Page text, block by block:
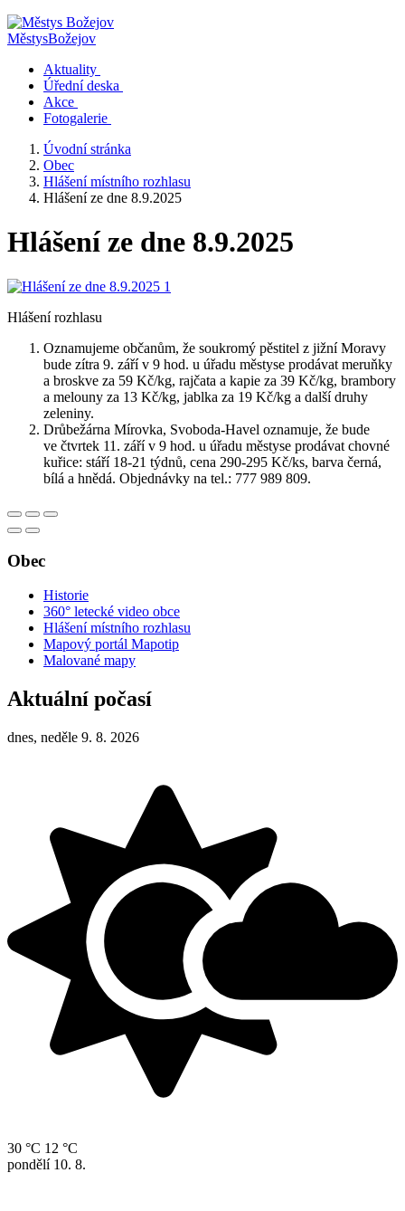
MěstysBožejov
Aktuality
Úřední deska
Akce
Fotogalerie
Úvodní stránka
Obec
Hlášení místního rozhlasu
Hlášení ze dne 8.9.2025
Hlášení ze dne 8.9.2025
Hlášení rozhlasu
Oznamujeme občanům, že soukromý pěstitel z jižní Moravy
bude zítra 9. září v 9 hod. u úřadu městyse prodávat meruňky
a broskve za 59 Kč/kg, rajčata a kapie za 39 Kč/kg, brambory
a melouny za 13 Kč/kg, jablka za 19 Kč/kg a další druhy
zeleniny.
Drůbežárna Mírovka, Svoboda-Havel oznamuje, že bude
ve čtvrtek 11. září v 9 hod. u úřadu městyse prodávat chovné
kuřice: stáří 18-21 týdnů, cena 290-295 Kč/ks, barva černá,
bílá a hnědá. Objednávky na tel.: 777 989 809.
Obec
Historie
360° letecké video obce
Hlášení místního rozhlasu
Mapový portál Mapotip
Malované mapy
Aktuální počasí
dnes, neděle 9. 8. 2026
30 °C 12 °C
pondělí 10. 8.